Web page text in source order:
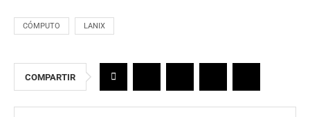
CÓMPUTO LANIX
COMPARTIR